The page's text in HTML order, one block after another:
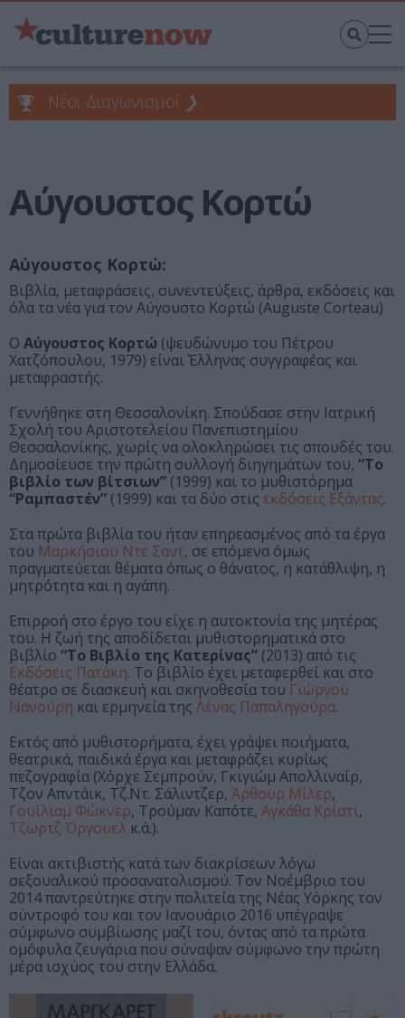
Νέοι Διαγωνισμοί ❯
Αύγουστος Κορτώ
Αύγουστος Κορτώ:
Βιβλία, μεταφράσεις, συνεντεύξεις, άρθρα, εκδόσεις και
όλα τα νέα για τον Αύγουστο Κορτώ (Auguste Corteau)
Ο Αύγουστος Κορτώ (ψευδώνυμο του Πέτρου
Χατζόπουλου, 1979) είναι Έλληνας συγγραφέας και
μεταφραστής.
Γεννήθηκε στη Θεσσαλονίκη. Σπούδασε στην Ιατρική
Σχολή του Αριστοτελείου Πανεπιστημίου
Θεσσαλονίκης, χωρίς να ολοκληρώσει τις σπουδές του.
Δημοσίευσε την πρώτη συλλογή διηγημάτων του, “Το
βιβλίο των βίτσιων” (1999) και το μυθιστόρημα
“Ραμπαστέν” (1999) και τα δύο στις εκδόσεις Εξάντας.
Στα πρώτα βιβλία του ήταν επηρεασμένος από τα έργα
του Μαρκήσιου Ντε Σαντ, σε επόμενα όμως
πραγματεύεται θέματα όπως ο θάνατος, η κατάθλιψη, η
μητρότητα και η αγάπη.
Επιρροή στο έργο του είχε η αυτοκτονία της μητέρας
του. Η ζωή της αποδίδεται μυθιστορηματικά στο
βιβλίο “Το Βιβλίο της Κατερίνας” (2013) από τις
Εκδόσεις Πατάκη. Το βιβλίο έχει μεταφερθεί και στο
θέατρο σε διασκευή και σκηνοθεσία του Γιώργου
Νανούρη και ερμηνεία της Λένας Παπαληγούρα.
Εκτός από μυθιστορήματα, έχει γράψει ποιήματα,
θεατρικά, παιδικά έργα και μεταφράζει κυρίως
πεζογραφία (Χόρχε Σεμπρούν, Γκιγιώμ Απολλιναίρ,
Τζον Απντάικ, Τζ.Ντ. Σάλιντζερ, Άρθουρ Μίλερ,
Γουίλιαμ Φώκνερ, Τρούμαν Καπότε, Αγκάθα Κρίστι,
Τζωρτζ Όργουελ κ.ά.).
Είναι ακτιβιστής κατά των διακρίσεων λόγω
σεξουαλικού προσανατολισμού. Τον Νοέμβριο του
2014 παντρεύτηκε στην πολιτεία της Νέας Υόρκης τον
σύντροφό του και τον Ιανουάριο 2016 υπέγραψε
σύμφωνο συμβίωσης μαζί του, όντας από τα πρώτα
ομόφυλα ζευγάρια που σύναψαν σύμφωνο την πρώτη
μέρα ισχύος του στην Ελλάδα.